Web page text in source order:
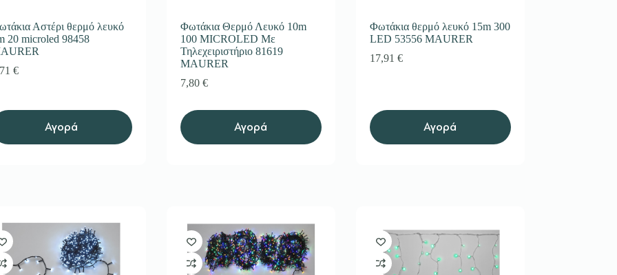
Αστέρι θερμό λευκό
20 microled 98458
€
Αγορά
Φωτάκια Θερμό Λευκό 10m
100 MICROLED Με
Τηλεχειριστήριο 81619
MAURER
7,80 €
Αγορά
Φωτάκια θερμό λευκό 15m 300
LED 53556 MAURER
17,91 €
Αγορά